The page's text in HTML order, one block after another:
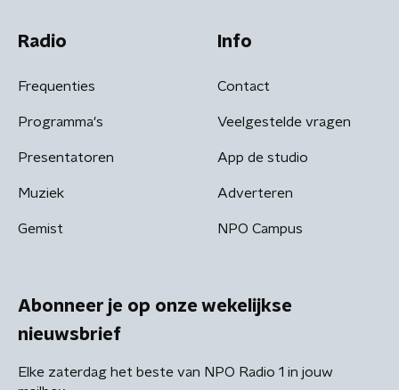
Radio
Frequenties
Programma's
Presentatoren
Muziek
Gemist
Info
Contact
Veelgestelde vragen
App de studio
Adverteren
NPO Campus
Abonneer je op onze wekelijkse
nieuwsbrief
Elke zaterdag het beste van NPO Radio 1 in jouw